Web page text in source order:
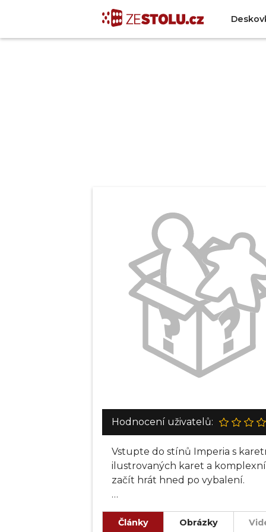
Hodnocení uživatelů:
Vstupte do stínů Imperia s
ilustrovaných karet a
začít hrát hned po vybalení.
Tato rychlá společenská
řadách, než stačí rozšířit
Články Obrázky